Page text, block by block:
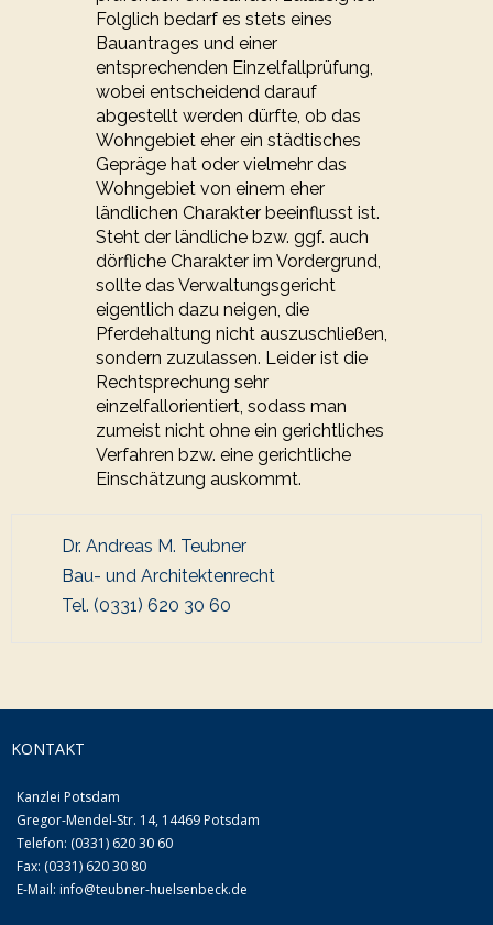
Folglich bedarf es stets eines
Bauantrages und einer
entsprechenden Einzelfallprüfung,
wobei entscheidend darauf
abgestellt werden dürfte, ob das
Wohngebiet eher ein städtisches
Gepräge hat oder vielmehr das
Wohngebiet von einem eher
ländlichen Charakter beeinflusst ist.
Steht der ländliche bzw. ggf. auch
dörfliche Charakter im Vordergrund,
sollte das Verwaltungsgericht
eigentlich dazu neigen, die
Pferdehaltung nicht auszuschließen,
sondern zuzulassen. Leider ist die
Rechtsprechung sehr
einzelfallorientiert, sodass man
zumeist nicht ohne ein gerichtliches
Verfahren bzw. eine gerichtliche
Einschätzung auskommt.
Dr. Andreas M. Teubner
Bau- und Architektenrecht
Tel. (0331) 620 30 60
KONTAKT
Kanzlei Potsdam
Gregor-Mendel-Str. 14, 14469 Potsdam
Telefon: (0331) 620 30 60
Fax: (0331) 620 30 80
E-Mail: info@teubner-huelsenbeck.de